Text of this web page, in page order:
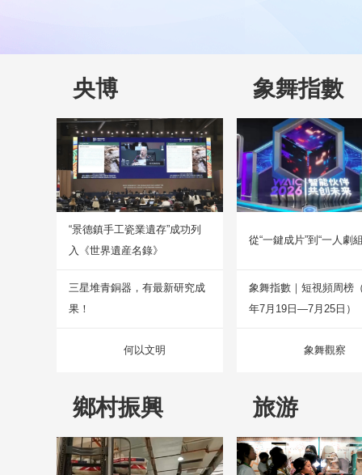
央博
“景德鎮手工瓷業遺存”成功列
入《世界遺産名錄》
三星堆青銅器，有最新研究成
果！
何以文明
象舞指數
從“一鍵成片”到“一人劇
象舞指數｜短視頻周榜
年7月19日—7月25日）
象舞觀察
鄉村振興 旅游